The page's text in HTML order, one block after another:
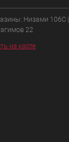
Низами 106C |
22
на карте